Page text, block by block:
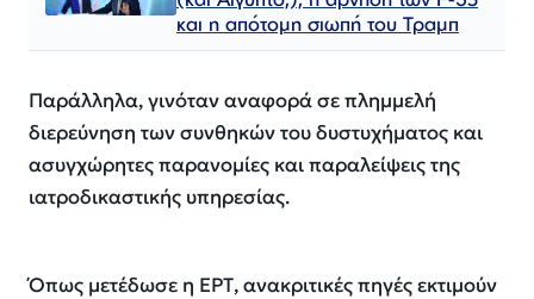
και η απότομη σιωπή του Τραμπ
Παράλληλα, γινόταν αναφορά σε πλημμελή
διερεύνηση των συνθηκών του δυστυχήματος και
ασυγχώρητες παρανομίες και παραλείψεις της
ιατροδικαστικής υπηρεσίας.
Όπως μετέδωσε η ΕΡΤ, ανακριτικές πηγές εκτιμούν